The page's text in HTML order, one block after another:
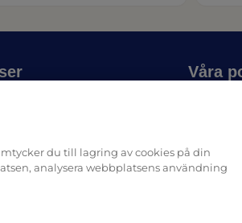
Våra
du till lagring av cookies på din
analysera webbplatsens användning